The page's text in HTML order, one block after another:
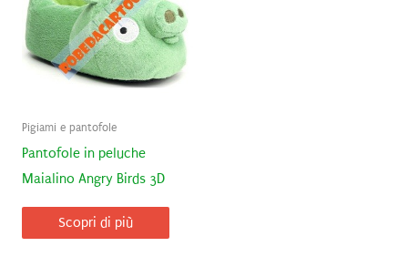
Pigiami e pantofole
Pantofole in peluche
Maialino Angry Birds 3D
Scopri di più